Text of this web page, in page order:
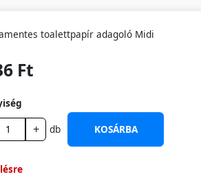
toalettpapír adagoló Midi
Ft
+ db KOSÁRBA